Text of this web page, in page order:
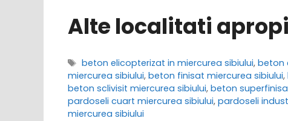
Alte localitati
Etichete
beton elicopterizat in miercurea sibiului,beton
miercurea sibiului, beton finisat miercurea sibiului,
beton sclivisit miercurea sibiului, beton
pardoseli cuart miercurea sibiului, pardoseli
miercurea sibiului